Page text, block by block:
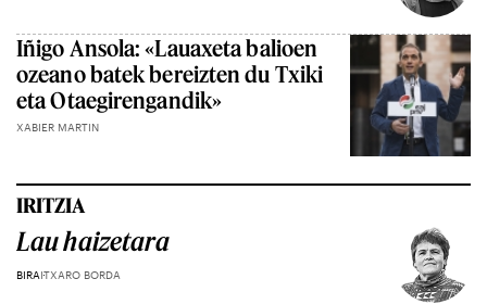
Iñigo Ansola: «Lauaxeta balioen
ozeano batek bereizten du Txiki
eta Otaegirengandik»
XABIER MARTIN
IRITZIA
Lau haizetara
BIRAITXARO BORDA